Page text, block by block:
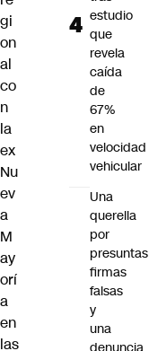
gi
on
al
co
n
la
ex
Nu
ev
a
M
ay
orí
a
en
las
estudio
que
revela
caída
de
67%
en
velocidad
vehicular
Una
querella
por
presuntas
firmas
falsas
y
una
denuncia